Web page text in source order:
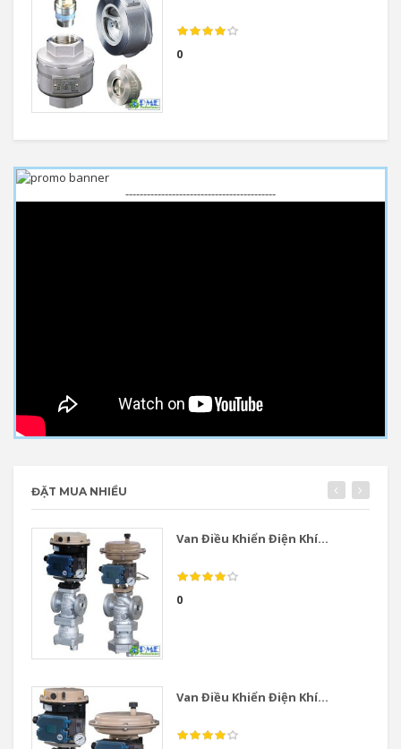
0
------------------------------------------
ĐẶT MUA NHIỀU
Van Điều Khiển Điện Khí...
0
Van Điều Khiển Điện Khí...